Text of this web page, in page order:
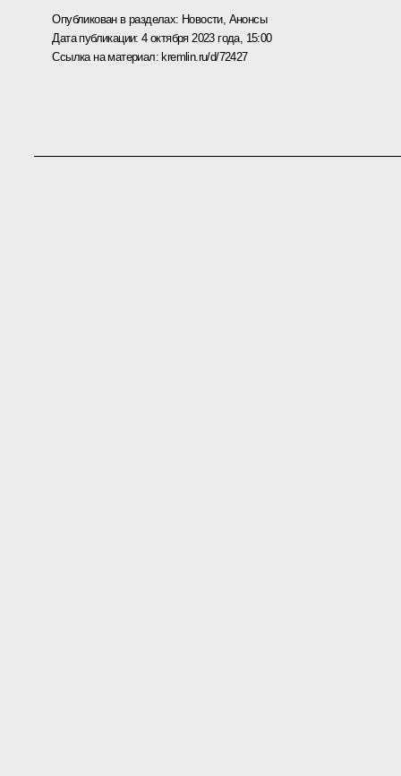
Опубликован в разделах: Новости, Анонсы
Дата публикации:4 октября 2023 года, 15:00
Ссылка на материал:kremlin.ru/d/72427